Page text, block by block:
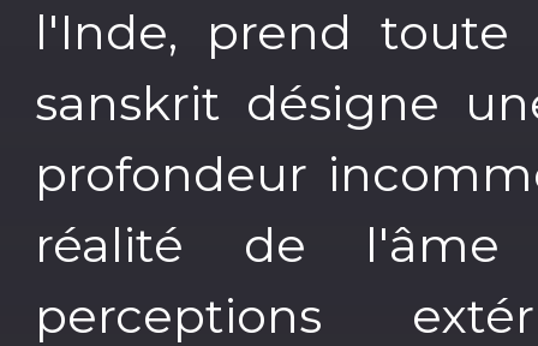
l'Inde, prend toute
sanskrit désigne
profondeur
réalité de
perceptions